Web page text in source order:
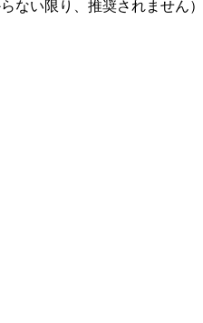
ない限り、推奨されません）